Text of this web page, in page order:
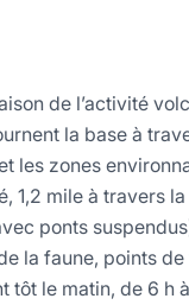
de l’activité
la base à
les zones
1,2 mile à travers
ponts
la faune, points
le matin, de 6 h